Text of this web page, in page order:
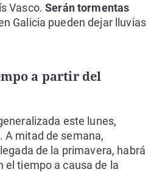
Vasco.Serán tormentas
Galicia pueden dejar lluvias
a partir del
este lunes,
A mitad de semana,
de la primavera, habrá
el tiempo a causa de la